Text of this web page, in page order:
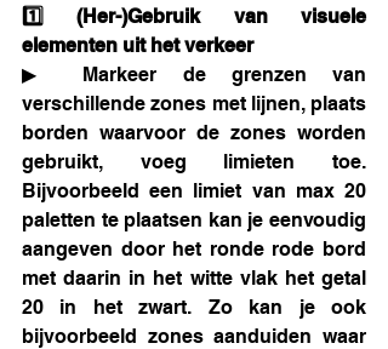
1️⃣ (Her-)Gebruik van visuele
elementen uit het verkeer
▶ Markeer de grenzen van
verschillende zones met lijnen, plaats
borden waarvoor de zones worden
gebruikt, voeg limieten toe.
Bijvoorbeeld een limiet van max 20
paletten te plaatsen kan je eenvoudig
aangeven door het ronde rode bord
met daarin in het witte vlak het getal
20 in het zwart. Zo kan je ook
bijvoorbeeld zones aanduiden waar